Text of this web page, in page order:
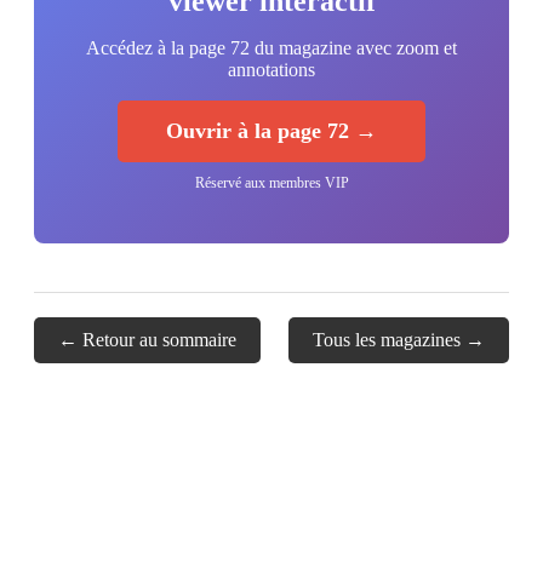
Accédez à la page 72 du magazine avec zoom et
annotations
Ouvrir à la page 72 →
Réservé aux membres VIP
← Retour au sommaire Tous les magazines →